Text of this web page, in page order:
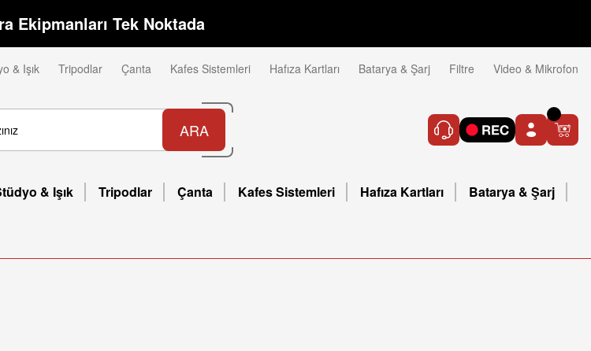
Ekipmanları Tek Noktada
& Işık Tripodlar Çanta Kafes Sistemleri Hafıza Kartları Batarya & Şarj Filtre Video & Mikrofon
ARA
& Işık Tripodlar Çanta Kafes Sistemleri Hafıza Kartları Batarya & Şarj